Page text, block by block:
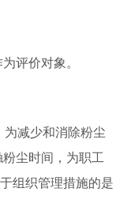
评价对象。
减少和消除粉尘
尘时间，为职工
组织管理措施的是